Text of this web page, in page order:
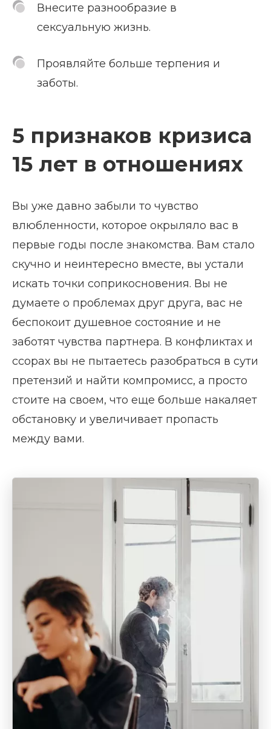
Внесите разнообразие в
сексуальную жизнь.
Проявляйте больше терпения и
заботы.
5 признаков кризиса
15 лет в отношениях
Вы уже давно забыли то чувство
влюбленности, которое окрыляло вас в
первые годы после знакомства. Вам стало
скучно и неинтересно вместе, вы устали
искать точки соприкосновения. Вы не
думаете о проблемах друг друга, вас не
беспокоит душевное состояние и не
заботят чувства партнера. В конфликтах и
ссорах вы не пытаетесь разобраться в сути
претензий и найти компромисс, а просто
стоите на своем, что еще больше накаляет
обстановку и увеличивает пропасть
между вами.